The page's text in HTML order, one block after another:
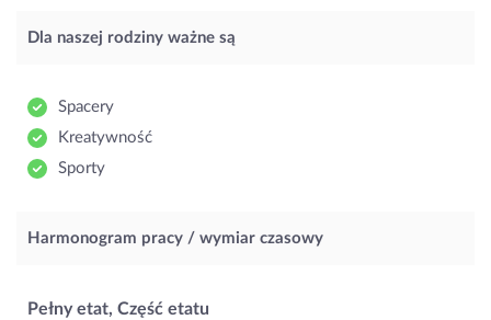
Dla naszej rodziny ważne są
Spacery
Kreatywność
Sporty
Harmonogram pracy / wymiar czasowy
Pełny etat, Część etatu